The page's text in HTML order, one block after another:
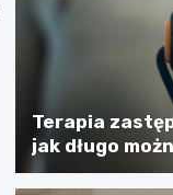
Terapia
jak długo